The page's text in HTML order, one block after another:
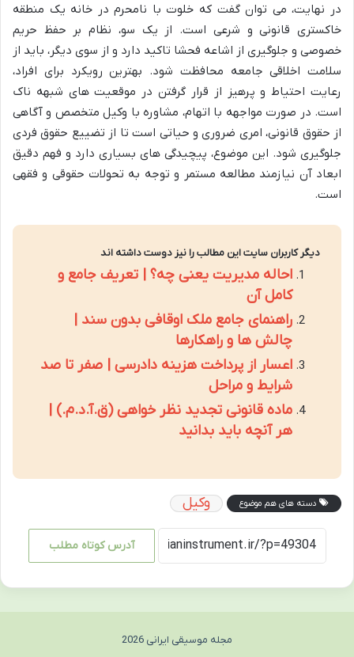
در نهایت، می توان گفت که خلوت با نامحرم در خانه یک منطقه
خاکستری قانونی و شرعی است. از یک سو، نظام بر حفظ حریم
خصوصی و جلوگیری از اشاعه فحشا تاکید دارد و از سوی دیگر، باید از
سلامت اخلاقی جامعه محافظت شود. بهترین رویکرد برای افراد،
رعایت احتیاط و پرهیز از قرار گرفتن در موقعیت های شبهه ناک
است. در صورت مواجهه با اتهام، مشاوره با وکیل متخصص و آگاهی
از حقوق قانونی، امری ضروری و حیاتی است تا از تضییع حقوق فردی
جلوگیری شود. این موضوع، پیچیدگی های بسیاری دارد و فهم دقیق
ابعاد آن نیازمند مطالعه مستمر و توجه به تحولات حقوقی و فقهی
است.
دیگر کاربران سایت این مطالب را نیز دوست داشته اند
احاله مدیریت یعنی چه؟ | تعریف جامع و
کامل آن
راهنمای جامع ملک اوقافی بدون سند |
چالش ها و راهکارها
اعسار از پرداخت هزینه دادرسی | صفر تا صد
شرایط و مراحل
ماده قانونی تجدید نظر خواهی (ق.آ.د.م.) |
هر آنچه باید بدانید
دسته های هم موضوع وکیل
آدرس کوتاه مطلب
مجله موسیقی ایرانی 2026